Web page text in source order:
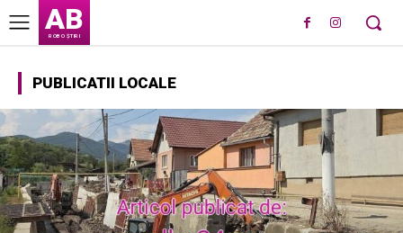
AB
ROBO ȘTIRI
PUBLICATII LOCALE